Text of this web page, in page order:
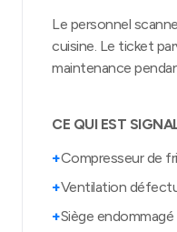
Le personnel
cuisine. Le ticket
maintenance
CE QUI EST
+Compresseur de
+Ventilation
+Siège endommagé